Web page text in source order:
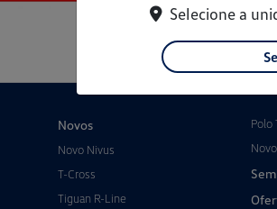
Novos
Novo Nivus
T-Cross
Tiguan R-Line
Polo
Selecione a